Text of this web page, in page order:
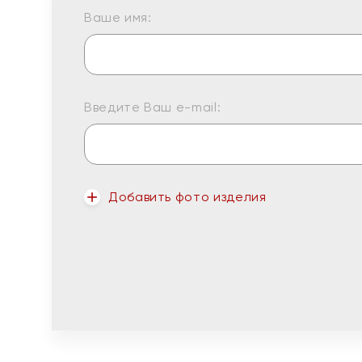
Ваше имя:
Введите Ваш e-mail:
Добавить фото изделия